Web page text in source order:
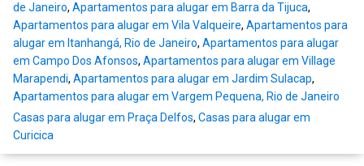
de Janeiro, Apartamentos para alugar em Barra da Tijuca,
Apartamentos para alugar em Vila Valqueire, Apartamentos para
alugar em Itanhangá, Rio de Janeiro, Apartamentos para alugar
em Campo Dos Afonsos, Apartamentos para alugar em Village
Marapendi, Apartamentos para alugar em Jardim Sulacap,
Apartamentos para alugar em Vargem Pequena, Rio de Janeiro
Casas para alugar em Praça Delfos, Casas para alugar em
Curicica